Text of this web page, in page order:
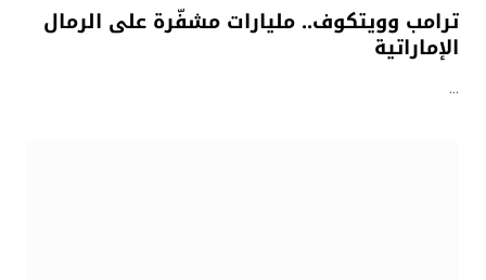
ترامب وويتكوف.. مليارات مشفّرة على الرمال
الإماراتية
…